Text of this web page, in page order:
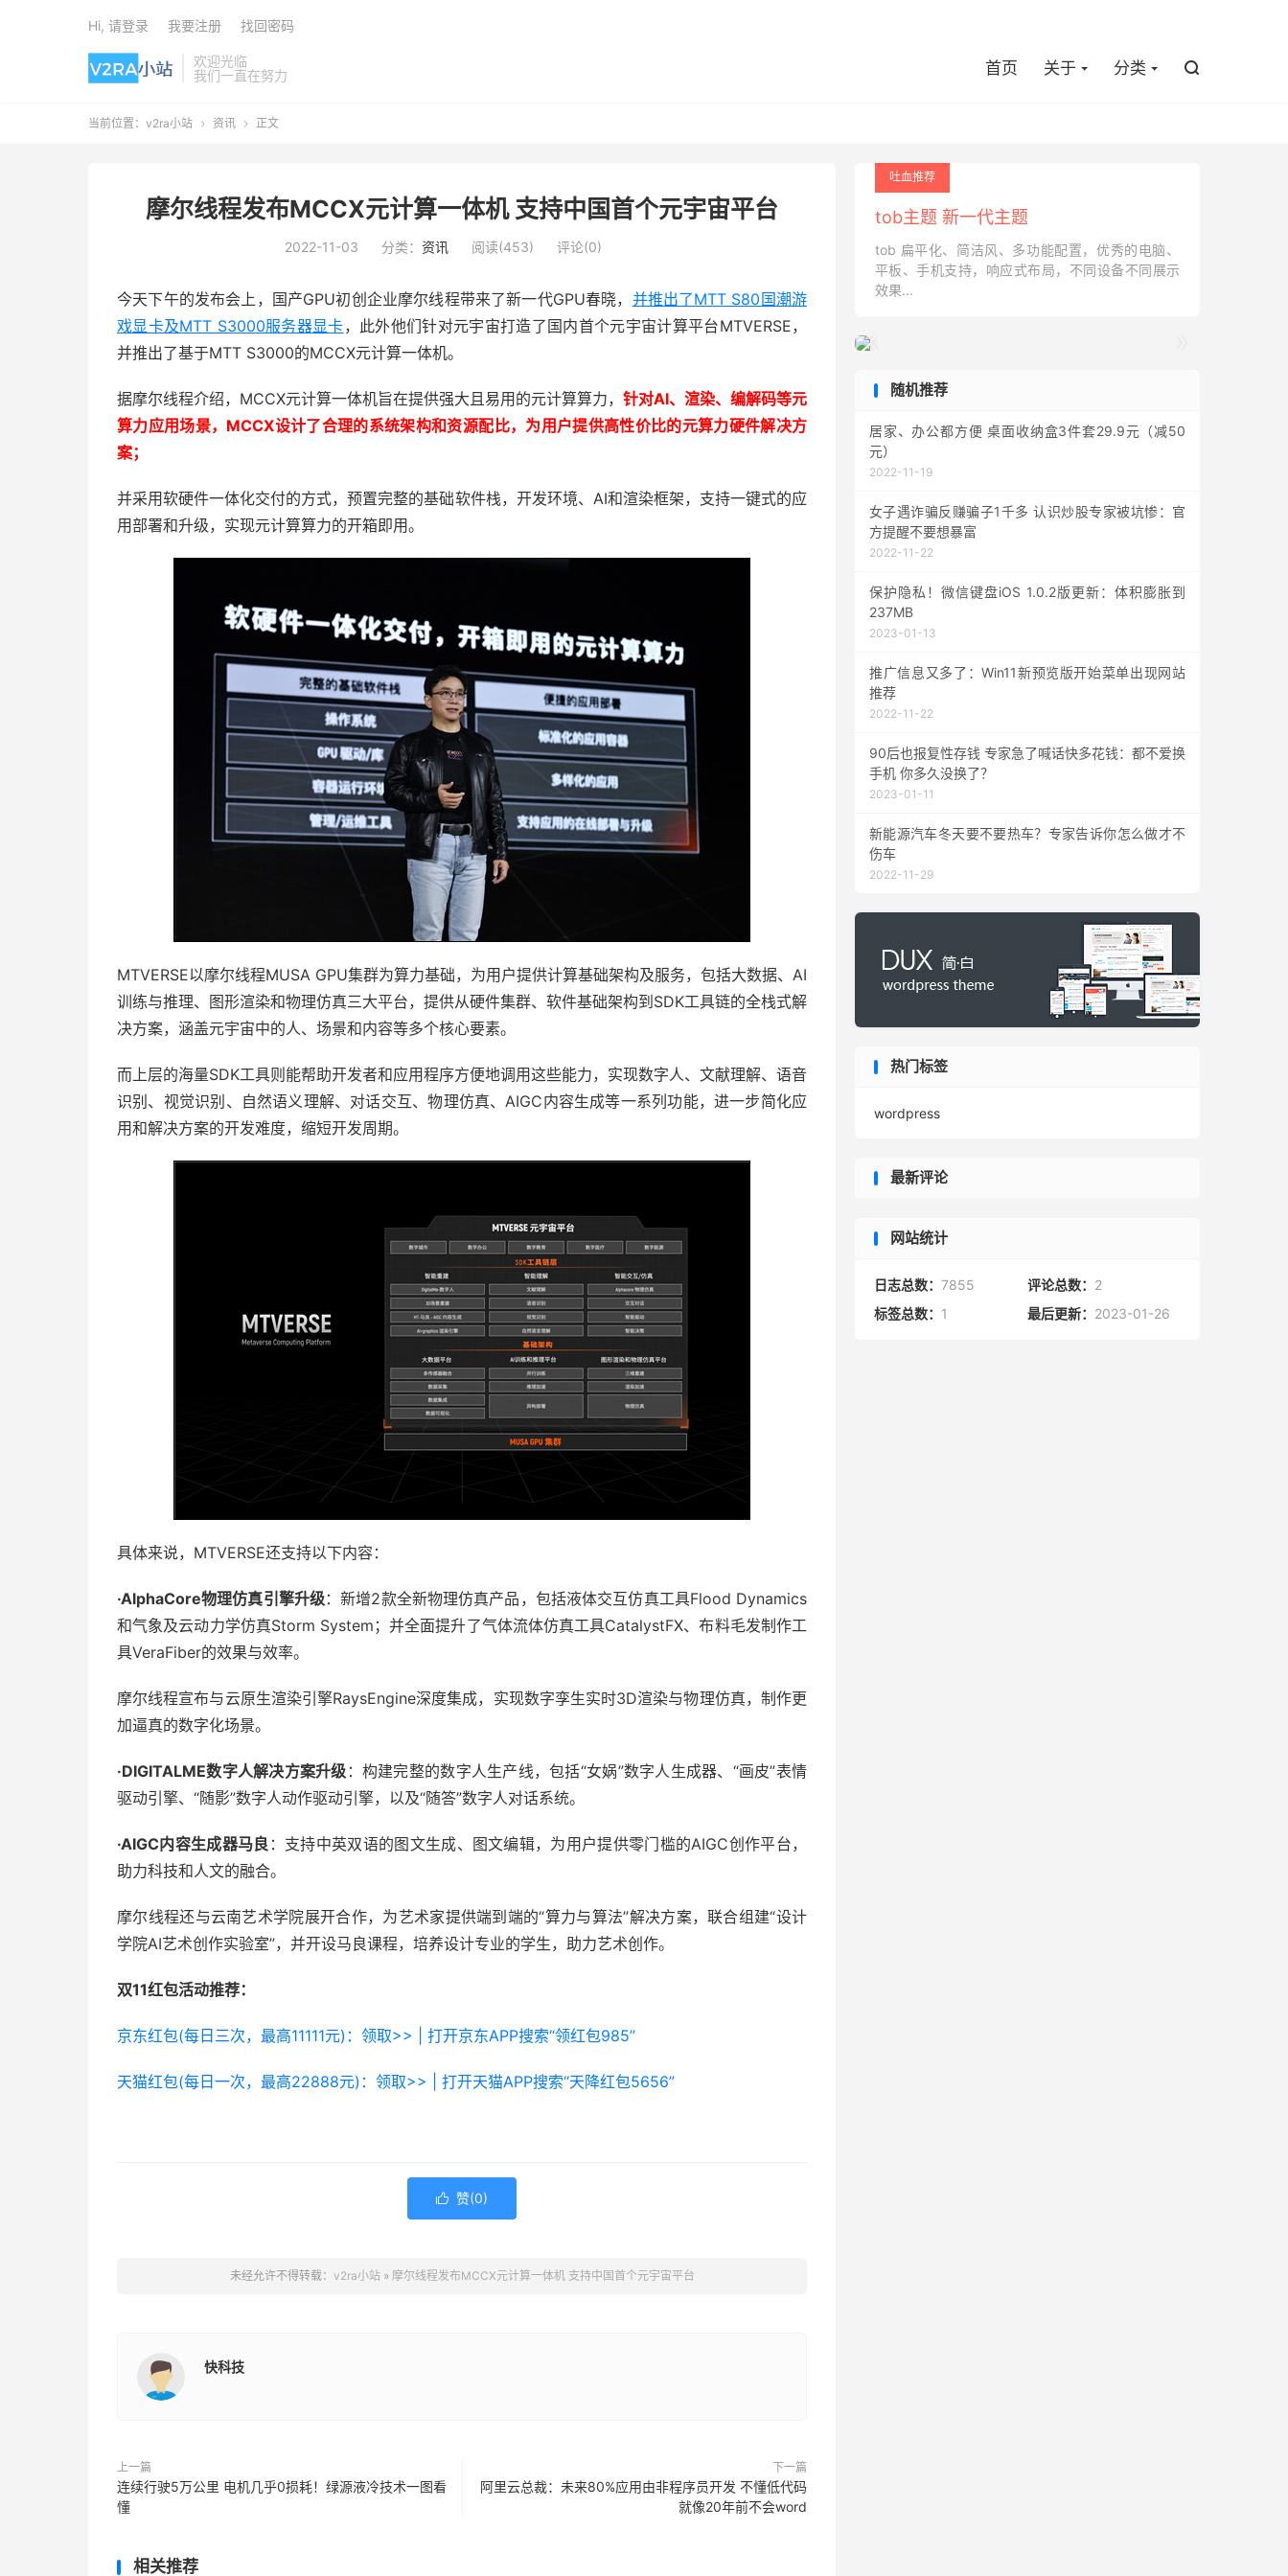
欢迎光临
我们一直在努力
首页 关于 分类 
Hi, 请登录 我要注册 找回密码
当前位置： v2ra小站  资讯  正文
摩尔线程发布MCCX元计算一体机 支持中国首个元宇宙平台
2022-11-03 分类： 资讯 阅读(453) 评论(0)
今天下午的发布会上，国产GPU初创企业摩尔线程带来了新一代GPU春晓， 并推出了MTT S80国潮游
戏显卡及MTT S3000服务器显卡，此外他们针对元宇宙打造了国内首个元宇宙计算平台MTVERSE，
并推出了基于MTT S3000的MCCX元计算一体机。
据摩尔线程介绍，MCCX元计算一体机旨在提供强大且易用的元计算算力， 针对AI、渲染、编解码等元
算力应用场景，MCCX设计了合理的系统架构和资源配比，为用户提供高性价比的元算力硬件解决方
案；
并采用软硬件一体化交付的方式，预置完整的基础软件栈，开发环境、AI和渲染框架，支持一键式的应
用部署和升级，实现元计算算力的开箱即用。
MTVERSE以摩尔线程MUSA GPU集群为算力基础，为用户提供计算基础架构及服务，包括大数据、AI
训练与推理、图形渲染和物理仿真三大平台，提供从硬件集群、软件基础架构到SDK工具链的全栈式解
决方案，涵盖元宇宙中的人、场景和内容等多个核心要素。
而上层的海量SDK工具则能帮助开发者和应用程序方便地调用这些能力，实现数字人、文献理解、语音
识别、视觉识别、自然语义理解、对话交互、物理仿真、AIGC内容生成等一系列功能，进一步简化应
用和解决方案的开发难度，缩短开发周期。
具体来说，MTVERSE还支持以下内容：
·AlphaCore物理仿真引擎升级：新增2款全新物理仿真产品，包括液体交互仿真工具Flood Dynamics
和气象及云动力学仿真Storm System；并全面提升了气体流体仿真工具CatalystFX、布料毛发制作工
具VeraFiber的效果与效率。
摩尔线程宣布与云原生渲染引擎RaysEngine深度集成，实现数字孪生实时3D渲染与物理仿真，制作更
加逼真的数字化场景。
·DIGITALME数字人解决方案升级 ：构建完整的数字人生产线，包括“女娲”数字人生成器、“画皮”表情
驱动引擎、“随影”数字人动作驱动引擎，以及“随答”数字人对话系统。
·AIGC内容生成器马良 ：支持中英双语的图文生成、图文编辑，为用户提供零门槛的AIGC创作平台，
助力科技和人文的融合。
摩尔线程还与云南艺术学院展开合作，为艺术家提供端到端的“算力与算法”解决方案，联合组建“设计
学院AI艺术创作实验室”，并开设马良课程，培养设计专业的学生，助力艺术创作。
双11红包活动推荐：
京东红包(每日三次，最高11111元)：领取>> | 打开京东APP搜索“领红包985”
天猫红包(每日一次，最高22888元)：领取>> | 打开天猫APP搜索“天降红包5656”
 赞(0)
未经允许不得转载： v2ra小站» 摩尔线程发布MCCX元计算一体机 支持中国首个元宇宙平台
快科技
上一篇
连续行驶5万公里 电机几乎0损耗！绿源液冷技术一图看
懂
下一篇
阿里云总裁：未来80%应用由非程序员开发 不懂低代码
就像20年前不会word
相关推荐
吐血推荐
tob主题 新一代主题
tob 扁平化、简洁风、多功能配置，优秀的电脑、
平板、手机支持，响应式布局，不同设备不同展示
效果...

随机推荐
居家、办公都方便 桌面收纳盒3件套29.9元（减50
元）
2022-11-19
女子遇诈骗反赚骗子1千多 认识炒股专家被坑惨：官
方提醒不要想暴富
2022-11-22
保护隐私！微信键盘iOS 1.0.2版更新：体积膨胀到
237MB
2023-01-13
推广信息又多了：Win11新预览版开始菜单出现网站
推荐
2022-11-22
90后也报复性存钱 专家急了喊话快多花钱：都不爱换
手机 你多久没换了？
2023-01-11
新能源汽车冬天要不要热车？专家告诉你怎么做才不
伤车
2022-11-29
热门标签
wordpress
最新评论
网站统计
日志总数： 7855 评论总数： 2
标签总数： 1 最后更新： 2023-01-26